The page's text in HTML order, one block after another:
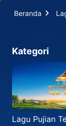
Beranda
Kategori
Lagu Pujian